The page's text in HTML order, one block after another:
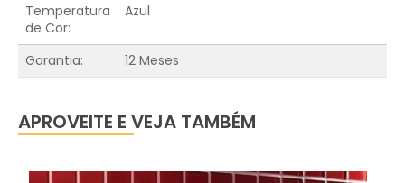
Temperatura
de Cor:
Azul
Garantia: 12 Meses
APROVEITE E VEJA TAMBÉM